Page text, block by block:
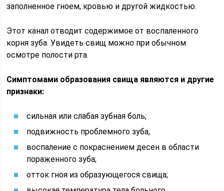
заполненное гноем, кровью и другой жидкостью.
Этот канал отводит содержимое от воспаленного
корня зуба. Увидеть свищ можно при обычном
осмотре полости рта.
Симптомами образования свища являются и другие
признаки:
сильная или слабая зубная боль;
подвижность проблемного зуба;
воспаление с покраснением десен в области
пораженного зуба;
отток гноя из образующегося свища;